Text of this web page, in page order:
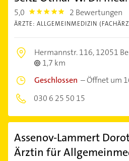
5,0 5.0 2 Bewertungen
ÄRZTE: ALLGEMEINMEDIZIN
Hermannstr. 116,12051
1,7 km
Geschlossen –Öffnet um
030 6 25 50 15
Assenov-Lammert
Ärztin für